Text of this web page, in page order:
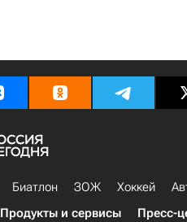
Биатлон ЗОЖ Хоккей
Продукты и сервисы Пресс-